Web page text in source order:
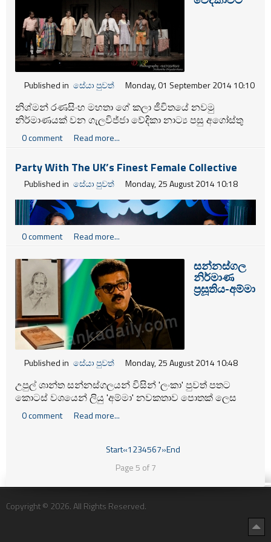
Published in සේයා පුවත් Monday, 01 September 2014 10:10
නිශ්මන් රණසිංහ මහතා ගේ කලා ජීවිතයේ නවමු
නිර්මාණයක් වන ගැලවිජ්ජා වේදිකා නාට්‍ය පසු අගෝස්තු
26,27 යන දිනයන්හි මරදාන ටවර් රඟහලේදී කරලිය වුනි.
පහතින් දැක්වෙන්නේ එහි සොදුරු අවස්ථා කිහිපයකි.
0 comment Read more...
Party With The UK’s Finest Female Collective
Published in සේයා පුවත් Monday, 25 August 2014 10:18
0 comment Read more...
සන්නස්ගල
නිර්මාණ
ප‍්‍රසූතිය-අම්මා
Published in සේයා පුවත් Monday, 25 August 2014 10:48
උපුල් ශාන්ත සන්නස්ගලයන් විසින් 'ලංකා' පුවත් පතට
කොටස් වශයෙන් ලියු 'අම්මා' නවකතාව පොතක් ලෙස
දොරට වැඩීම අගෝස්තු 24 (ඊයේ) දින සවස 4ට මහරගම
යොවුන් රඟහලේදී පැවැත්වුනි.
0 comment Read more...
Start«1234567»End
Page 5 of 7
Copyright © 2026. All Rights Reserved.